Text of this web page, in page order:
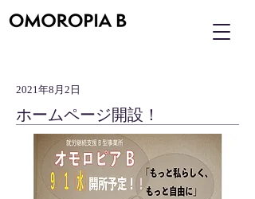
2021年8月2日
ホームページ開設！